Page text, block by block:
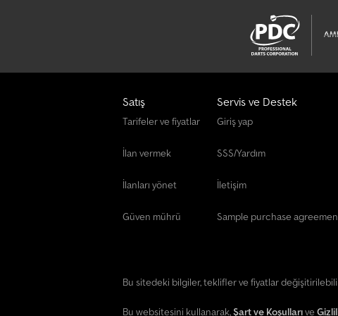
Satış
Tarifeler ve fiyatlar
İlan vermek
İlanları yönet
Güven mührü
Servis ve Destek
Giriş yap
SSS/Yardım
İletişim
Sample purchase
Bu sitedeki bilgiler, teklifler ve fiyatlar
Bu websitesini kullanarak,Şart ve Koşullarıve